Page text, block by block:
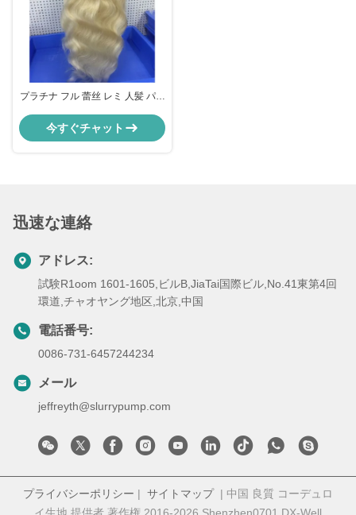
プラチナ フル 蕾丝 レミ 人髪 パー
今すぐチャット
迅速な連絡
アドレス:
試験R1oom 1601-1605,ビルB,JiaTai国際ビル,No.41東第4回
環道,チャオヤング地区,北京,中国
電話番号:
0086-731-6457244234
メール
jeffreyth@slurrypump.com
プライバシーポリシー | サイトマップ| 中国 良質 コーデュロ